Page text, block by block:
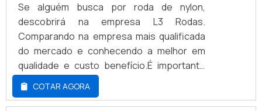
Se alguém busca por roda de nylon,
descobrirá na empresa L3 Rodas.
Comparando na empresa mais qualificada
do mercado e conhecendo a melhor em
qualidade e custo benefício.É importante
lembrar que o produto deve sempre ser
adquirido com empresas especializadas no
COTAR AGORA